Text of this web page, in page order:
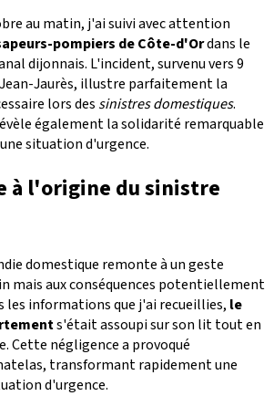
au matin, j'ai suivi avec attention
pompiers de Côte-d'Ordans le
dijonnais. L'incident, survenu vers 9
Jean-Jaurès, illustre parfaitement la
lors des sinistres domestiques.
également la solidarité remarquable
situation d'urgence.
à l'origine du sinistre
domestique remonte à un geste
mais aux conséquences potentiellement
les informations que j'ai recueillies, le
s'était assoupi sur son lit tout en
Cette négligence a provoqué
transformant rapidement une
d'urgence.